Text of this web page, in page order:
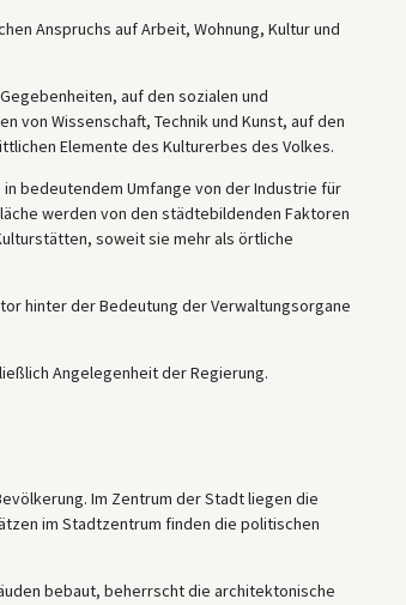
Anspruchs auf Arbeit, Wohnung, Kultur und
auf den sozialen und
von Wissenschaft, Technik und Kunst, auf den
Elemente des Kulturerbes des Volkes.
bedeutendem Umfange von der Industrie für
werden von den städtebildenden Faktoren
soweit sie mehr als örtliche
hinter der Bedeutung der Verwaltungsorgane
Angelegenheit der Regierung.
Im Zentrum der Stadt liegen die
im Stadtzentrum finden die politischen
bebaut, beherrscht die architektonische